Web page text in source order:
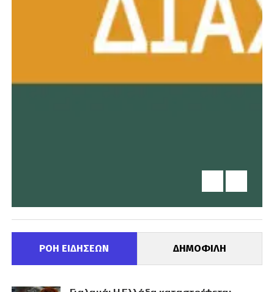
ΡΟΗ ΕΙΔΗΣΕΩΝ ΔΗΜΟΦΙΛΗ